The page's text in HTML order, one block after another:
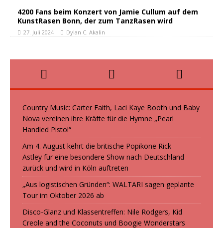
4200 Fans beim Konzert von Jamie Cullum auf dem
KunstRasen Bonn, der zum TanzRasen wird
27. Juli 2024 Dylan C. Akalin
Country Music: Carter Faith, Laci Kaye Booth und Baby
Nova vereinen ihre Kräfte für die Hymne „Pearl
Handled Pistol“
Am 4. August kehrt die britische Popikone Rick
Astley für eine besondere Show nach Deutschland
zurück und wird in Köln auftreten
„Aus logistischen Gründen“: WALTARI sagen geplante
Tour im Oktober 2026 ab
Disco-Glanz und Klassentreffen: Nile Rodgers, Kid
Creole and the Coconuts und Boogie Wonderstars